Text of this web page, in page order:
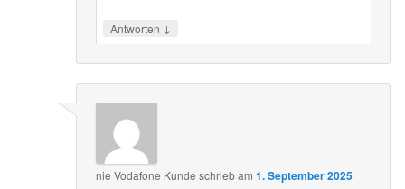
Antworten ↓
nie Vodafone Kunde schriebam1. September 2025